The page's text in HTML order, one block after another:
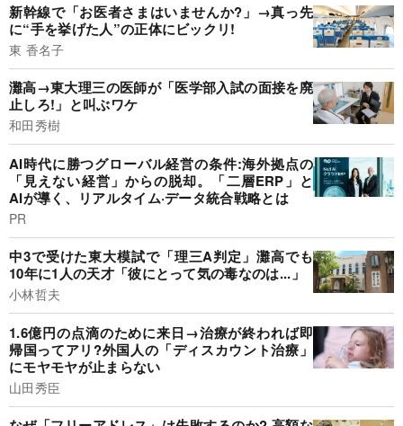
新幹線で「お医者さまはいませんか?」→真っ先
に“手を挙げた人”の正体にビックリ!
東 香名子
灘高→東大理三の医師が「医学部入試の面接を廃
止しろ!」と叫ぶワケ
和田秀樹
AI時代に勝つグローバル経営の条件:海外拠点の
「見えない経営」からの脱却。「二層ERP」と
AIが導く、リアルタイム·データ統合戦略とは
PR
中3で受けた東大模試で「理三A判定」灘高でも
10年に1人の天才「彼にとって気の毒なのは...」
小林哲夫
1.6億円の点滴のために来日→治療が終われば即
帰国ってアリ?外国人の「ディスカウント治療」
にモヤモヤが止まらない
山田秀臣